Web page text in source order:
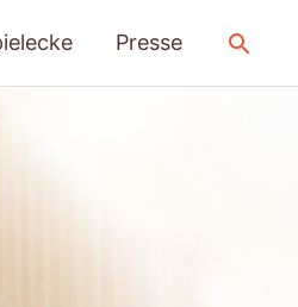
Presse